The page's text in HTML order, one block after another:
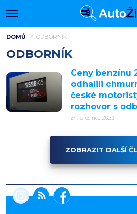
DOMŮ ODBORNÍK
ODBORNÍK
Ceny benzínu
odhalili
české
rozhovor s
24. prosince 2023
ZOBRAZIT DALŠÍ